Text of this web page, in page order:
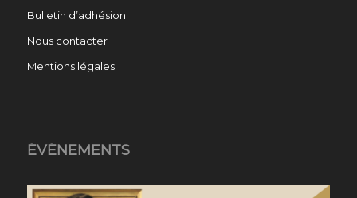
Bulletin d’adhésion
Nous contacter
Mentions légales
ÉVÉNEMENTS